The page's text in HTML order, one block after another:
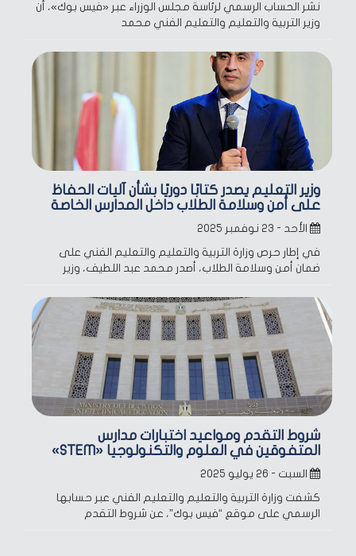
نشر الحساب الرسمي لرئاسة مجلس الوزراء عبر «فيس بوك»، أن
وزير التربية والتعليم والتعليم الفني محمد
وزير التعليم يصدر كتابًا دوريًا بشأن آليات الحفاظ
على أمن وسلامة الطلاب داخل المدارس الخاصة
الأحد - ٢٣ نوفمبر ٢٠٢٥
في إطار حرص وزارة التربية والتعليم والتعليم الفني على
ضمان أمن وسلامة الطلاب، أصدر محمد عبد اللطيف، وزير
شروط التقدم ومواعيد اختبارات مدارس
المتفوقين في العلوم والتكنولوجيا «STEM»
السبت - ٢٦ يوليو ٢٠٢٥
كشفت وزارة التربية والتعليم والتعليم الفني عبر حسابها
الرسمي على موقع “فيس بوك”، عن شروط التقدم